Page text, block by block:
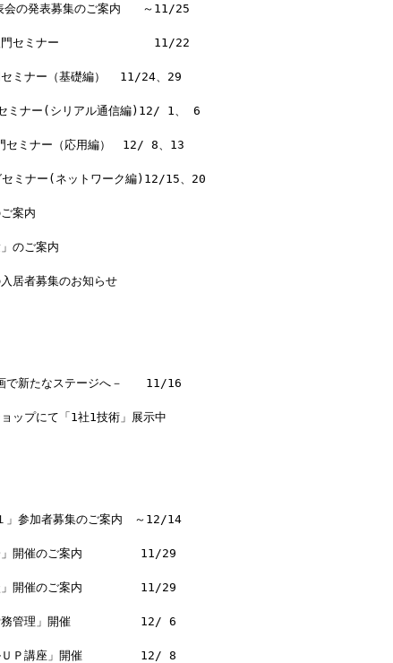
会の発表募集のご案内   ～11/25
門セミナー          　　11/22
ミナー（基礎編）  11/24、29
ナー(シリアル通信編)12/ 1、 6
セミナー（応用編）　12/ 8、13
ミナー(ネットワーク編)12/15、20
案内
のご案内
居者募集のお知らせ
で新たなステージへ－　　11/16
プにて「1社1技術」展示中
」参加者募集のご案内　～12/14
開催のご案内　　　　　11/29
開催のご案内　　　　　11/29
管理」開催　　　　　　12/ 6
Ｐ講座」開催　　　　　12/ 8